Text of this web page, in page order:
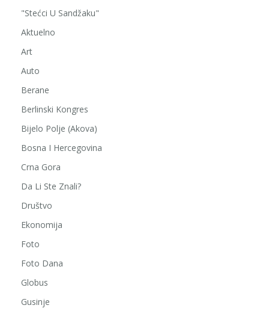
"Stećci U Sandžaku"
Aktuelno
Art
Auto
Berane
Berlinski Kongres
Bijelo Polje (Akova)
Bosna I Hercegovina
Crna Gora
Da Li Ste Znali?
Društvo
Ekonomija
Foto
Foto Dana
Globus
Gusinje